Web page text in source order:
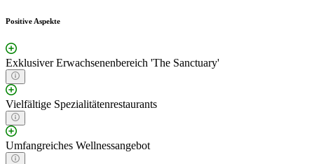
Positive Aspekte
Exklusiver Erwachsenenbereich 'The Sanctuary'
Vielfältige Spezialitätenrestaurants
Umfangreiches Wellnessangebot